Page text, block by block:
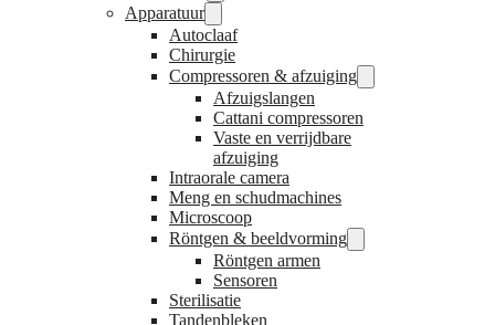
Apparatuur
Autoclaaf
Chirurgie
Compressoren & afzuiging
Afzuigslangen
Cattani compressoren
Vaste en verrijdbare
afzuiging
Intraorale camera
Meng en schudmachines
Microscoop
Röntgen & beeldvorming
Röntgen armen
Sensoren
Sterilisatie
Tandenbleken